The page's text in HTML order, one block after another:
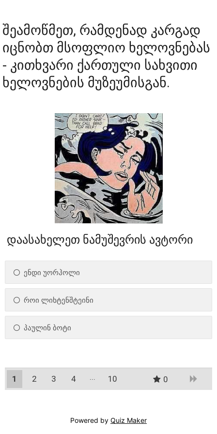
შეამოწმეთ, რამდენად კარგად
იცნობთ მსოფლიო ხელოვნებას
- კითხვარი ქართული სახვითი
ხელოვნების მუზეუმისგან.
დაასახელეთ ნამუშევრის ავტორი
ენდი უორჰოლი
როი ლიხტენშტეინი
პაულინ ბოტი
1 2 3
4
10 0
Powered by Quiz Maker